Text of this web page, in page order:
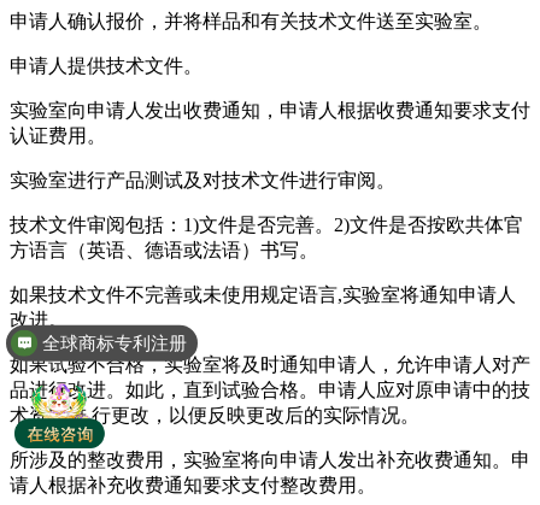
申请人确认报价，并将样品和有关技术文件送至实验室。
申请人提供技术文件。
实验室向申请人发出收费通知，申请人根据收费通知要求支付
认证费用。
实验室进行产品测试及对技术文件进行审阅。
技术文件审阅包括：1)文件是否完善。2)文件是否按欧共体官
方语言（英语、德语或法语）书写。
如果技术文件不完善或未使用规定语言,实验室将通知申请人
改进。
如果试验不合格，实验室将及时通知申请人，允许申请人对产
品进行改进。如此，直到试验合格。申请人应对原申请中的技
术资料进 行更改，以便反映更改后的实际情况。
所涉及的整改费用，实验室将向申请人发出补充收费通知。申
请人根据补充收费通知要求支付整改费用。
全球商标专利注册